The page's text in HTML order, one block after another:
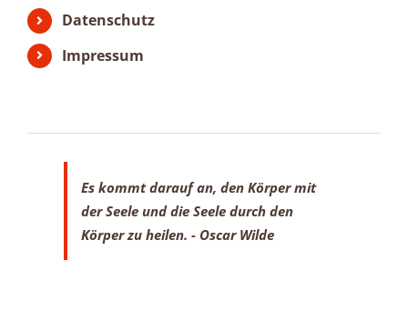
Datenschutz
Impressum
Es kommt darauf an, den Körper mit
der Seele und die Seele durch den
Körper zu heilen. - Oscar Wilde